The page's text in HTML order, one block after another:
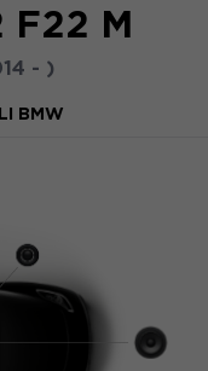
F22 M
- )
BMW